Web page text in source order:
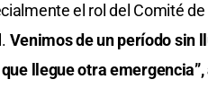
el rol del Comité
Venimos de un período sin
llegue otra